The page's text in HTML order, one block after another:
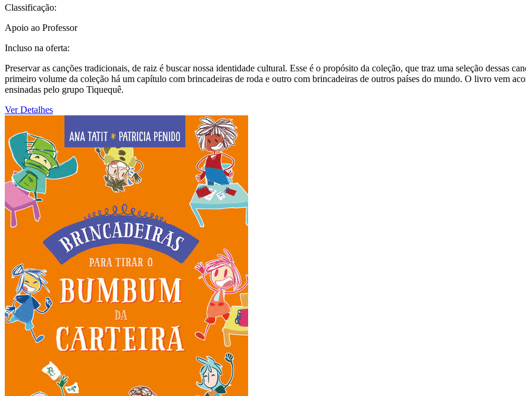
Classificação:
Apoio ao Professor
Incluso na oferta:
Preservar as canções tradicionais, de raiz é buscar nossa identidade cultural. Esse é o propósito da coleção, que traz uma seleção dessas
primeiro volume da coleção há um capítulo com brincadeiras de roda e outro com brincadeiras de outros países do mundo. O livro vem
ensinadas pelo grupo Tiquequê.
Ver Detalhes